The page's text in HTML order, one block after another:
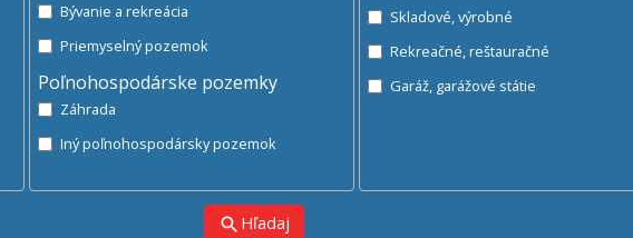
Bývanie a rekreácia
Priemyselný pozemok
Poľnohospodárske pozemky
Záhrada
Iný poľnohospodársky pozemok
Skladové, výrobné
Rekreačné, reštauračné
Garáž, garážové státie
search Hľadaj